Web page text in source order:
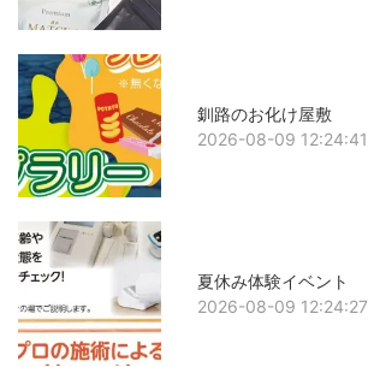
釧路のお化け屋敷
2026-08-09 12:24:41
夏休み体験イベント
2026-08-09 12:24:27